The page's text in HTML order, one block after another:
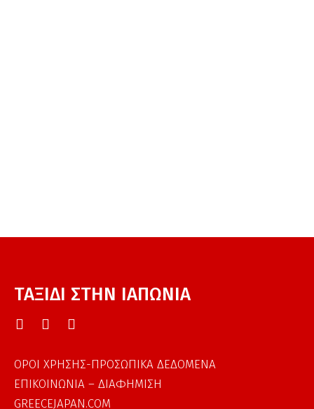
ΤΑΞΙΔΙ ΣΤΗΝ ΙΑΠΩΝΙΑ
ΟΡΟΙ ΧΡΗΣΗΣ-ΠΡΟΣΩΠΙΚΑ ΔΕΔΟΜΕΝΑ
ΕΠΙΚΟΙΝΩΝΙΑ – ΔΙΑΦΗΜΙΣΗ
GREECEJAPAN.COM